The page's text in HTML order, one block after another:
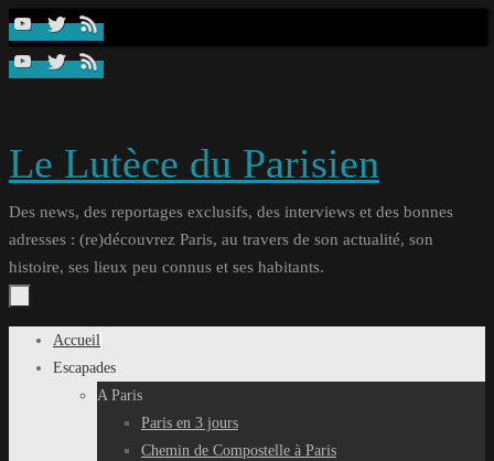
Passer
contenu
Le Lutèce du Parisien
Des news, des reportages exclusifs, des interviews et des bonnes
adresses : (re)découvrez Paris, au travers de son actualité, son
histoire, ses lieux peu connus et ses habitants.
Passer
Accueil
Escapades
A Paris
Paris en 3 jours
Chemin de Compostelle à Paris